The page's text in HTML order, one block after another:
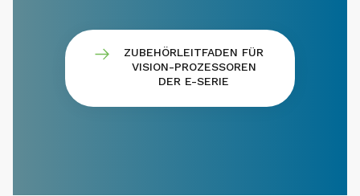
ZUBEHÖRLEITFADEN FÜR
VISION-PROZESSOREN
DER E-SERIE